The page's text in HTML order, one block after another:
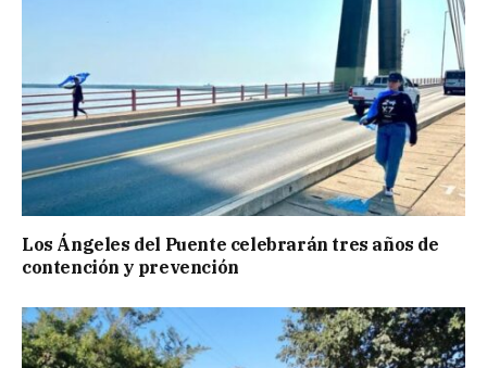
Los Ángeles del Puente celebrarán tres años de
contención y prevención